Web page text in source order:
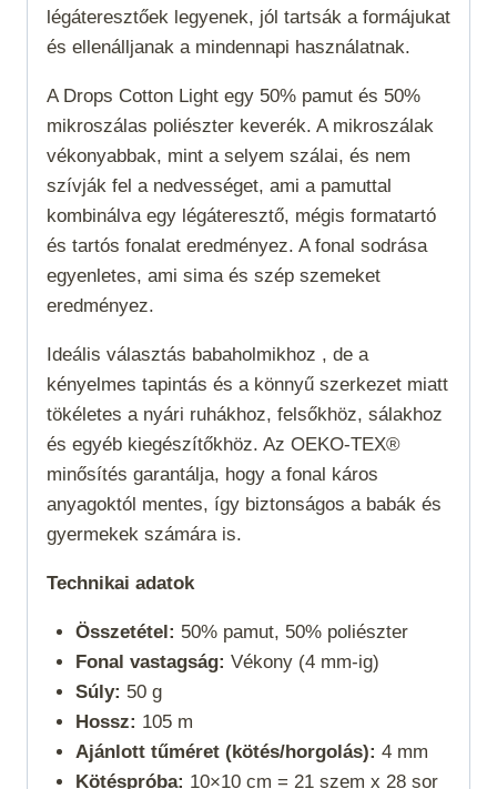
légáteresztőek legyenek, jól tartsák a formájukat
és ellenálljanak a mindennapi használatnak.
A Drops Cotton Light egy 50% pamut és 50%
mikroszálas poliészter keverék. A mikroszálak
vékonyabbak, mint a selyem szálai, és nem
szívják fel a nedvességet, ami a pamuttal
kombinálva egy légáteresztő, mégis formatartó
és tartós fonalat eredményez. A fonal sodrása
egyenletes, ami sima és szép szemeket
eredményez.
Ideális választás babaholmikhoz , de a
kényelmes tapintás és a könnyű szerkezet miatt
tökéletes a nyári ruhákhoz, felsőkhöz, sálakhoz
és egyéb kiegészítőkhöz. Az OEKO-TEX®
minősítés garantálja, hogy a fonal káros
anyagoktól mentes, így biztonságos a babák és
gyermekek számára is.
Technikai adatok
Összetétel: 50% pamut, 50% poliészter
Fonal vastagság: Vékony (4 mm-ig)
Súly: 50 g
Hossz: 105 m
Ajánlott tűméret (kötés/horgolás): 4 mm
Kötéspróba: 10×10 cm = 21 szem x 28 sor